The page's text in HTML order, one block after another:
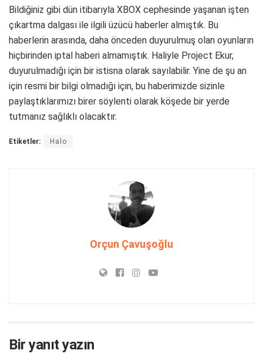
Bildiğiniz gibi dün itibarıyla XBOX cephesinde yaşanan işten
çıkartma dalgası ile ilgili üzücü haberler almıştık. Bu
haberlerin arasında, daha önceden duyurulmuş olan oyunların
hiçbirinden iptal haberi almamıştık. Haliyle Project Ekur,
duyurulmadığı için bir istisna olarak sayılabilir. Yine de şu an
için resmi bir bilgi olmadığı için, bu haberimizde sizinle
paylaştıklarımızı birer söylenti olarak köşede bir yerde
tutmanız sağlıklı olacaktır.
Etiketler: Halo
Orçun Çavuşoğlu
Bir yanıt yazın